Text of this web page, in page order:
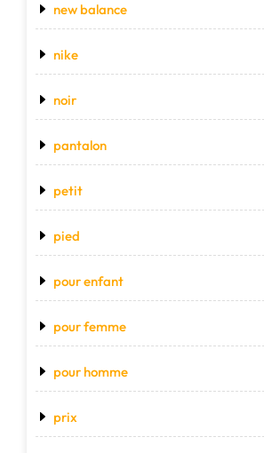
new balance
nike
noir
pantalon
petit
pied
pour enfant
pour femme
pour homme
prix